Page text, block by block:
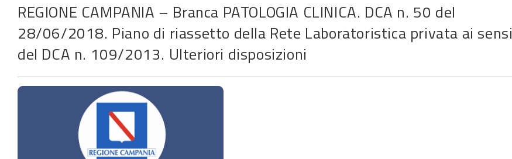
REGIONE CAMPANIA – Branca PATOLOGIA CLINICA. DCA n. 50 del
28/06/2018. Piano di riassetto della Rete Laboratoristica privata ai sensi
del DCA n. 109/2013. Ulteriori disposizioni